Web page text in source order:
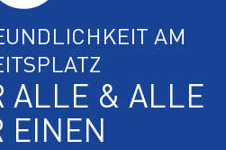
AM
ALLE & ALLE
EINEN